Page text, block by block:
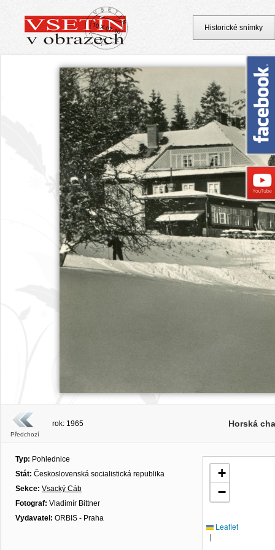
Předchozí
rok: 1965 Horská
Typ: Pohlednice
Stát: Československá socialistická republika
Sekce: Vsacký Cáb
Fotograf: Vladimír Bittner
Vydavatel: ORBIS - Praha
+
−
Leaflet
|
Historické snímky